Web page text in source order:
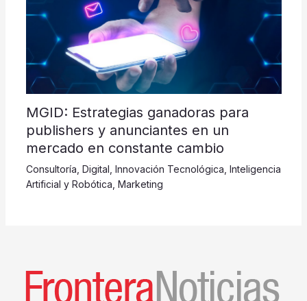
MGID: Estrategias ganadoras para
publishers y anunciantes en un
mercado en constante cambio
Consultoría, Digital, Innovación Tecnológica, Inteligencia
Artificial y Robótica, Marketing